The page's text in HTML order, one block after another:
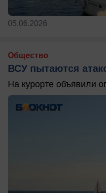
05.06.2026
Общество
ВСУ пытаются
На курорте объявили